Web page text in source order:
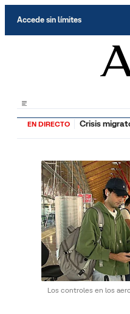
Accede sin límites
EN DIRECTO Crisis
Los controles en los